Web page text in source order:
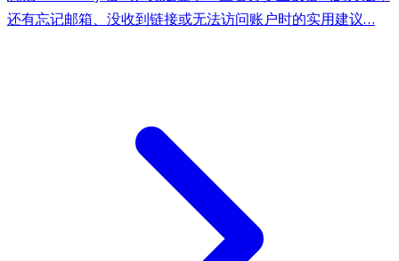
还有忘记邮箱、没收到链接或无法访问账户时的实用建议…